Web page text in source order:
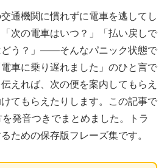
通機関に慣れずに電車を逃してし
次の電車はいつ？」「払い戻しで
どう？」——そんなパニック状態で
車に乗り遅れました」のひと言で
えれば、次の便を案内してもらえ
てもらえたりします。この記事で
発音つきでまとめました。トラ
ための保存版フレーズ集です。